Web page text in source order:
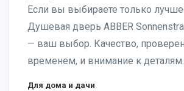
Если вы выбираете только
Душевая дверь ABBER
— ваш выбор. Качество,
временем, и внимание к деталям.
Для дома и дачи